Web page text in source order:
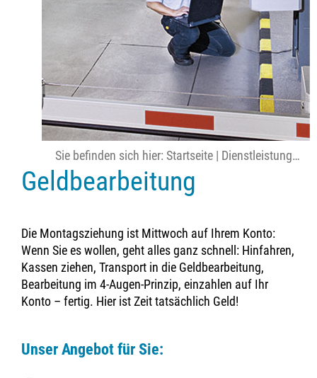
Sie befinden sich hier: Startseite | Dienstleistungen
Geldbearbeitung
Die Montagsziehung ist Mittwoch auf Ihrem Konto:
Wenn Sie es wollen, geht alles ganz schnell: Hinfahren,
Kassen ziehen, Transport in die Geldbearbeitung,
Bearbeitung im 4-Augen-Prinzip, einzahlen auf Ihr
Konto – fertig. Hier ist Zeit tatsächlich Geld!
Unser Angebot für Sie: